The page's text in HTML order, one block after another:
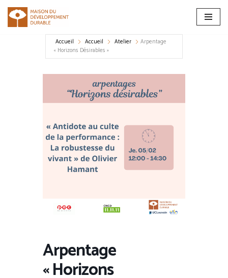
Aller
Accueil Accueil Atelier
Arpentage
« Horizons Désirables »
Arpentage
« Horizons